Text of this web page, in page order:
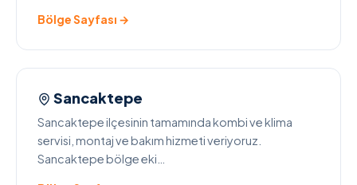
Bölge Sayfası →
Sancaktepe
Sancaktepe ilçesinin tamamında kombi ve klima
servisi, montaj ve bakım hizmeti veriyoruz.
Sancaktepe bölge eki…